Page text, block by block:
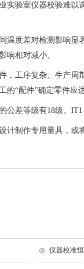
实验室仪器校验难以
温度差对检测影响显
响相对减小。
，工序复杂、生产周
“配件”确定零件应
公差等级有18级。
计制作专用量具，
◎ 仪器校准